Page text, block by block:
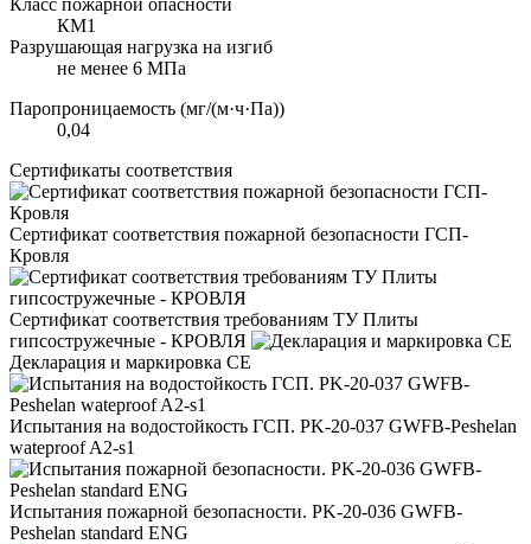
КМ1
Разрушающая нагрузка на изгиб
не менее 6 МПа
Паропроницаемость (мг/(м·ч·Па))
0,04
Сертификаты соответствия
Сертификат соответствия пожарной безопасности ГСП-
Кровля
Сертификат соответствия требованиям ТУ Плиты
гипсостружечные - КРОВЛЯ
Декларация и маркировка CE
Испытания на водостойкость ГСП. PK-20-037 GWFB-Peshelan
wateproof A2-s1
Испытания пожарной безопасности. PK-20-036 GWFB-
Peshelan standard ENG